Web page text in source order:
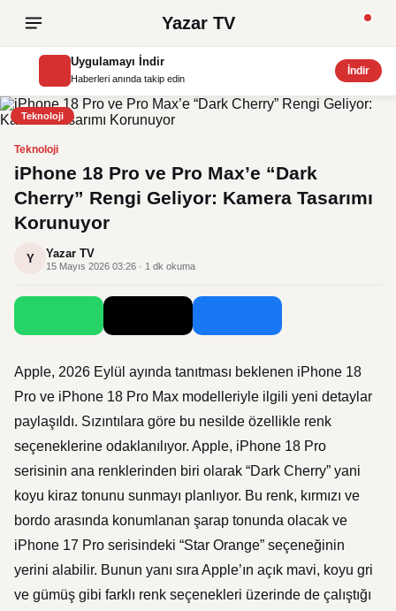
Yazar TV
Uygulamayı İndir
Haberleri anında takip edin
İndir
Teknoloji
Teknoloji
iPhone 18 Pro ve Pro Max’e “Dark
Cherry” Rengi Geliyor: Kamera Tasarımı
Korunuyor
Y Yazar TV
15 Mayıs 2026 03:26 · 1 dk okuma
Apple, 2026 Eylül ayında tanıtması beklenen iPhone 18
Pro ve iPhone 18 Pro Max modelleriyle ilgili yeni detaylar
paylaşıldı. Sızıntılara göre bu nesilde özellikle renk
seçeneklerine odaklanılıyor. Apple, iPhone 18 Pro
serisinin ana renklerinden biri olarak “Dark Cherry” yani
koyu kiraz tonunu sunmayı planlıyor. Bu renk, kırmızı ve
bordo arasında konumlanan şarap tonunda olacak ve
iPhone 17 Pro serisindeki “Star Orange” seçeneğinin
yerini alabilir. Bunun yanı sıra Apple’ın açık mavi, koyu gri
ve gümüş gibi farklı renk seçenekleri üzerinde de çalıştığı